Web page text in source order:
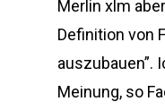
Merlin xlm
Definition von
auszubauen”.
Meinung, so